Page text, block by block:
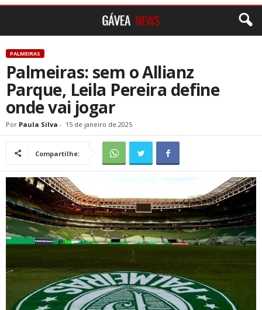
PALMEIRAS
Palmeiras: sem o Allianz
Parque, Leila Pereira define
onde vai jogar
Por Paula Silva - 15 de janeiro de 2025
Compartilhe: